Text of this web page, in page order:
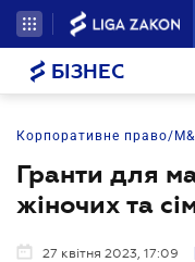
БІЗНЕС
Корпоративне право/
Гранти для
жіночих та
27 квітня 2023, 17:09